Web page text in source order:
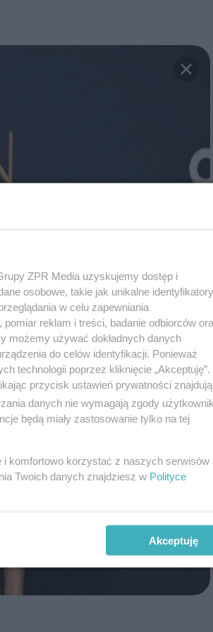
ZPR Media uzyskujemy dostęp i
osobowe, takie jak unikalne
w celu zapewniania
reklam i treści, badanie odbiorców
możemy używać dokładnych danych
do celów identyfikacji. Ponieważ
technologii poprzez kliknięcie „Akceptuję”.
przycisk ustawień prywatności
danych nie wymagają zgody
będą miały zastosowanie tylko na tej
i komfortowo korzystać z naszych serwisów
Twoich danych znajdziesz w Polityce
Akceptuję